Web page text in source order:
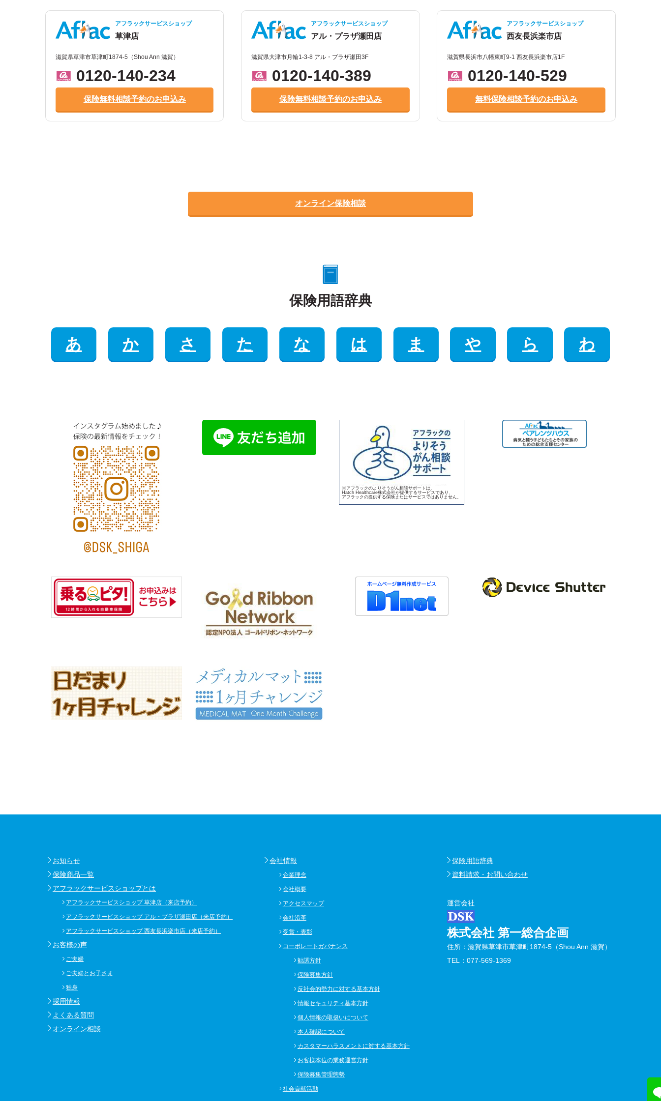
アフラックサービスショップ
草津店
滋賀県草津市草津町1874-5（Shou Ann 滋賀）
0120-140-234
保険無料相談予約のお申込み
アフラックサービスショップ
アル・プラザ瀬田店
滋賀県大津市月輪1-3-8 アル・プラザ瀬田3F
0120-140-389
保険無料相談予約のお申込み
アフラックサービスショップ
西友長浜楽市店
滋賀県長浜市八幡東町9-1 西友長浜楽市店1F
0120-140-529
無料保険相談予約のお申込み
オンライン保険相談
保険用語辞典
あ か さ た な は ま や ら わ
※アフラックのよりそうがん相談サポートは、
Hatch Healthcare株式会社が提供するサービスであり、
アフラックの提供する保険またはサービスではありません。
お知らせ
保険商品一覧
アフラックサービスショップとは
アフラックサービスショップ 草津店（来店予約）
アフラックサービスショップ アル・プラザ瀬田店（来店予約）
アフラックサービスショップ 西友長浜楽市店（来店予約）
お客様の声
ご夫婦
ご夫婦とお子さま
独身
採用情報
よくある質問
オンライン相談
会社情報
企業理念
会社概要
アクセスマップ
会社沿革
受賞・表彰
コーポレートガバナンス
勧誘方針
保険募集方針
反社会的勢力に対する基本方針
情報セキュリティ基本方針
個人情報の取扱いについて
本人確認について
カスタマーハラスメントに対する基本方針
お客様本位の業務運営方針
保険募集管理態勢
社会貢献活動
保険用語辞典
資料請求・お問い合わせ
運営会社
株式会社 第一総合企画
住所：滋賀県草津市草津町1874-5（Shou Ann 滋賀）
TEL：077-569-1369